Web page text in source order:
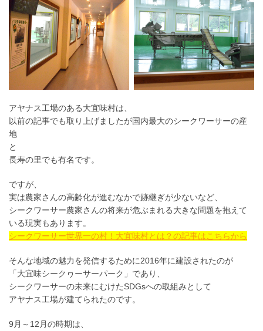
アヤナス工場のある大宜味村は、
以前の記事でも取り上げましたが国内最大のシークワーサーの産
地
と
長寿の里でも有名です。
ですが、
実は農家さんの高齢化が進むなかで跡継ぎが少ないなど、
シークワーサー農家さんの将来が危ぶまれる大きな問題を抱えて
いる現実もあります。
シークワーサー世界一の村！大宜味村とは？の記事はこちらから
そんな地域の魅力を発信するために2016年に建設されたのが
「大宜味シークヮーサーパーク」であり、
シークワーサーの未来にむけたSDGsへの取組みとして
アヤナス工場が建てられたのです。
9月～12月の時期は、